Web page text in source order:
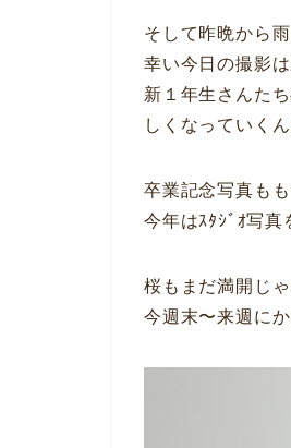
そして昨晩から
幸い今日の撮影
新１年生さんた
しくなっていく
卒業記念写真も
今年はｽﾀｼﾞｵ写真
桜もまだ満開じ
今週末〜来週に